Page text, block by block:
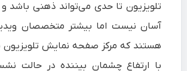
تلویزیون تا حدی می‌تواند ذهنی باشد
آسان نیست اما بیشتر متخصصان
هستند که مرکز صفحه نمایش
با ارتفاع چشمان بیننده در حالت